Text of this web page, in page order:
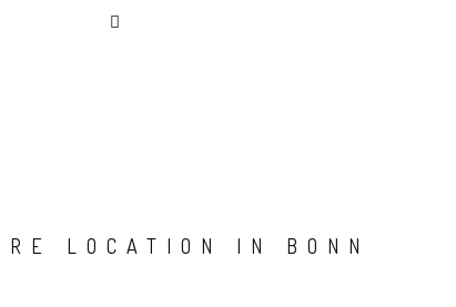
LOCATION IN BONN